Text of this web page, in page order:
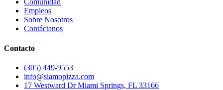
Comunidad
Empleos
Sobre Nosotros
Contáctanos
Contacto
(305) 449-9553
info@siamopizza.com
17 Westward Dr Miami Springs, FL 33166